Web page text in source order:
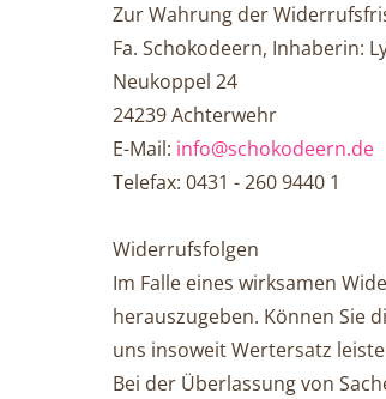
Zur Wahrung der
Fa. Schokodeern, Inhaberin:
Neukoppel 24
24239 Achterwehr
E-Mail: info@schokodeern.de
Telefax: 0431 - 260 9440 1
Widerrufsfolgen
Im Falle eines wirksamen
herauszugeben. Können Sie
uns insoweit Wertersatz
Bei der Überlassung von